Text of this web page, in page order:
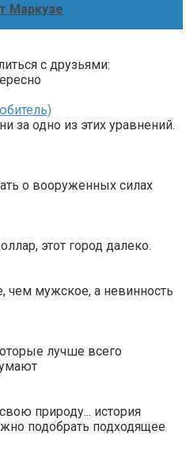
Маркузе
с друзьями:
за одно из этих уравнений.
о вооруженных силах
этот город далеко.
чем мужское, а невинность
лучше всего
природу... история
подобрать подходящее